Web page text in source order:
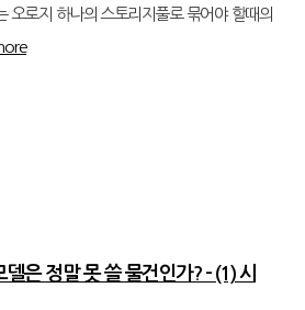
오로지 하나의 스토리지풀로 묶어야 할때의
은 정말 못 쓸 물건인가? – (1) 시